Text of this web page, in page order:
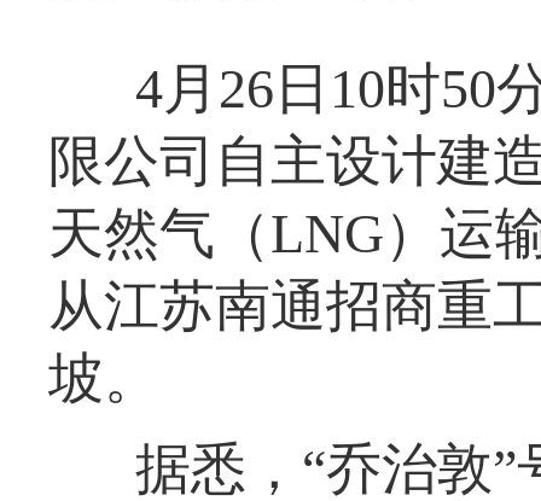
4月26日10时50
限公司自主设计建
天然气（LNG）运
从江苏南通招商重
坡。
据悉，“乔治敦”